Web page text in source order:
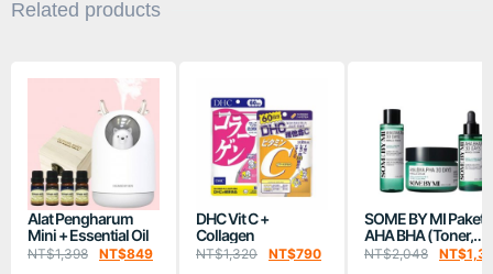
Related products
Alat Pengharum
Mini + Essential Oil
NT$1,398 NT$849
DHC Vit C +
Collagen
NT$1,320 NT$790
SOME BY MI Paket
AHA BHA (Toner,
Serum, Krim)
NT$2,048 NT$